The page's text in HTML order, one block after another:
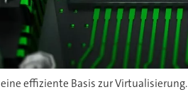
effiziente Basis zur Virtualisierung.